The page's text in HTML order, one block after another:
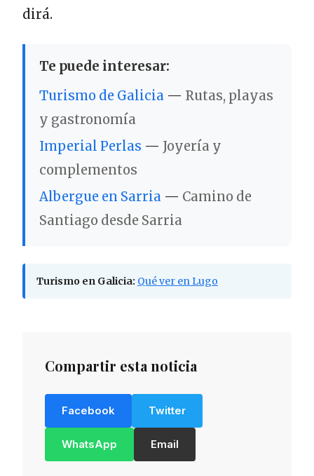
dirá.
Te puede interesar:
Turismo de Galicia — Rutas, playas
y gastronomía
Imperial Perlas — Joyería y
complementos
Albergue en Sarria — Camino de
Santiago desde Sarria
Turismo en Galicia: Qué ver en Lugo
Compartir esta noticia
Facebook Twitter
WhatsApp Email